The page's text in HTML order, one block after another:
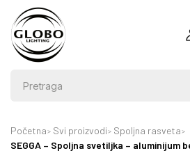
Početna Svi proizvodi
Spoljna rasveta
SEGGA – Spoljna svetiljka – aluminijum